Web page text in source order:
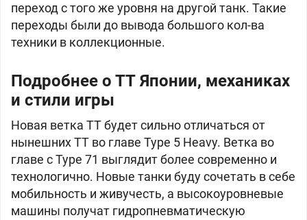
переход с того же уровня на другой танк. Такие
переходы были до вывода большого кол-ва
техники в коллекционные.
Подробнее о ТТЯпонии, механиках
и стили игры
Новая ветка ТТ будет сильно отличаться от
нынешних ТТ во главе Type 5 Heavy. Ветка во
главе сType 71 выглядит более современно и
технологично. Новые танки буду сочетать в себе
мобильность и живучесть, а высокоуровневые
машины получат гидропневматическую